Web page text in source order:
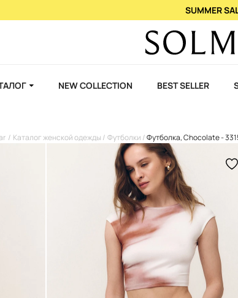
При покупке 2 ароматов
NEW COLLECTION BEST SELLER
Каталог женской одежды Футболки
Футболка, Chocolate -